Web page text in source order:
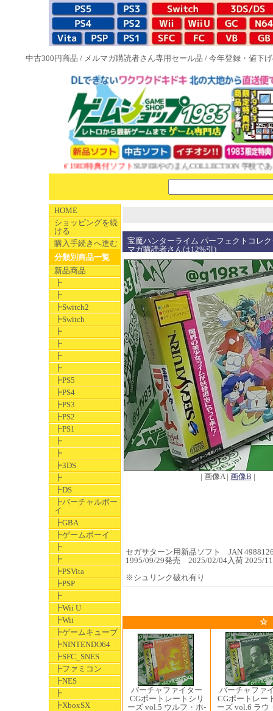
中古300円商品 / メルマガ購読者さん専用セール品 / 今年登録・値下
NEW 1983特典付ソフトSUPERやのまんCOLLECTION 学校であった
HOME
ショッピングを続
ける
購入手続きへ進む
分類別商品一覧
新品商品
┣
┣
┣Switch2
┣Switch
┣
┣
┣
┣
┣PS5
┣PS4
┣PS3
┣PS2
┣PS1
┣
┣
┣3DS
┣
┣DS
┣バーチャルボー
イ
┣GBA
┣ゲームボーイ
┣
┣
┣PSVita
┣PSP
┣
┣Wii U
┣Wii
┣ゲームキューブ
┣NINTENDO64
┣SFC_SNES
┣ファミコン
┣NES
┣
┣XboxSX
宝魔ハンターライム パーフェクトコレ
マガ購読者さんは12%引)
| 画像A | 画像B |
セガサターン用新品ソフト JAN
1995/09/29発売 2025/02/04入荷 2025/
※シュリンク破れ有り
☆
バーチャファイター
CGポートレートシリ
ーズ vol.5 ウルフ・ホ-
バーチャファ
CGポートレー
ーズ vol.6 ラウ